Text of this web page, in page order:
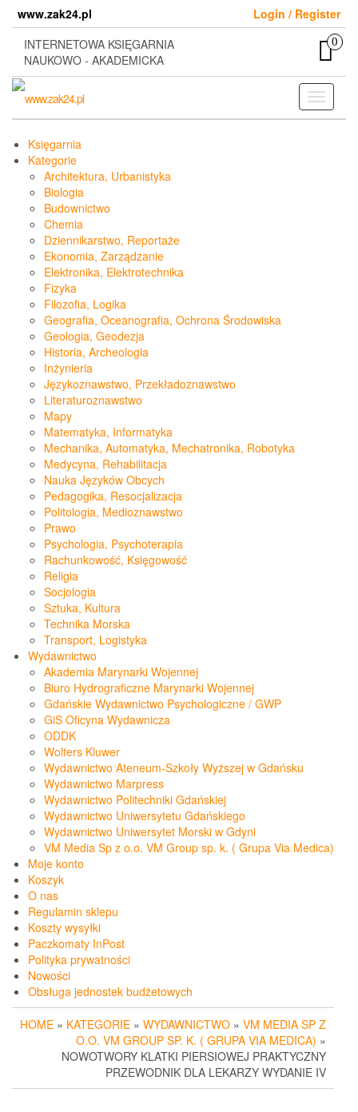
content
www.zak24.pl
Login / Register
INTERNETOWA KSIĘGARNIA
NAUKOWO - AKADEMICKA
0
Toggle
Księgarnia
Kategorie
Architektura, Urbanistyka
Biologia
Budownictwo
Chemia
Dziennikarstwo, Reportaże
Ekonomia, Zarządzanie
Elektronika, Elektrotechnika
Fizyka
Filozofia, Logika
Geografia, Oceanografia, Ochrona Środowiska
Geologia, Geodezja
Historia, Archeologia
Inżynieria
Językoznawstwo, Przekładoznawstwo
Literaturoznawstwo
Mapy
Matematyka, Informatyka
Mechanika, Automatyka, Mechatronika, Robotyka
Medycyna, Rehabilitacja
Nauka Języków Obcych
Pedagogika, Resocjalizacja
Politologia, Medioznawstwo
Prawo
Psychologia, Psychoterapia
Rachunkowość, Księgowość
Religia
Socjologia
Sztuka, Kultura
Technika Morska
Transport, Logistyka
Wydawnictwo
Akademia Marynarki Wojennej
Biuro Hydrograficzne Marynarki Wojennej
Gdańskie Wydawnictwo Psychologiczne / GWP
GiS Oficyna Wydawnicza
ODDK
Wolters Kluwer
Wydawnictwo Ateneum-Szkoły Wyższej w Gdańsku
Wydawnictwo Marpress
Wydawnictwo Politechniki Gdańskiej
Wydawnictwo Uniwersytetu Gdańskiego
Wydawnictwo Uniwersytet Morski w Gdyni
VM Media Sp z o.o. VM Group sp. k. ( Grupa Via Medica)
Moje konto
Koszyk
O nas
Regulamin sklepu
Koszty wysyłki
Paczkomaty InPost
Polityka prywatności
Nowości
Obsługa jednostek budżetowych
HOME » KATEGORIE » WYDAWNICTWO » VM MEDIA SP Z
O.O. VM GROUP SP. K. ( GRUPA VIA MEDICA) »
NOWOTWORY KLATKI PIERSIOWEJ PRAKTYCZNY
PRZEWODNIK DLA LEKARZY WYDANIE IV